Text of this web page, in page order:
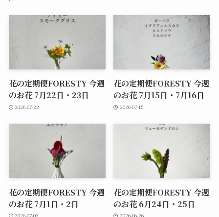
花の定期便FORESTY 今週
のお花 7月22日・23日
2026-07-22
花の定期便FORESTY 今週
のお花 7月15日・7月16日
2026-07-15
花の定期便FORESTY 今週
のお花 7月1日・2日
2026-07-03
花の定期便FORESTY 今週
のお花 6月24日・25日
2026-06-26